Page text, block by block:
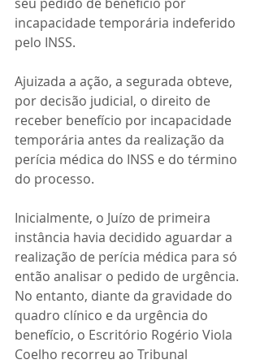
incapacidade temporária indeferido
pelo INSS.
Ajuizada a ação, a segurada obteve,
por decisão judicial, o direito de
receber benefício por incapacidade
temporária antes da realização da
perícia médica do INSS e do término
do processo.
Inicialmente, o Juízo de primeira
instância havia decidido aguardar a
realização de perícia médica para só
então analisar o pedido de urgência.
No entanto, diante da gravidade do
quadro clínico e da urgência do
benefício, o Escritório Rogério Viola
Coelho recorreu ao Tribunal